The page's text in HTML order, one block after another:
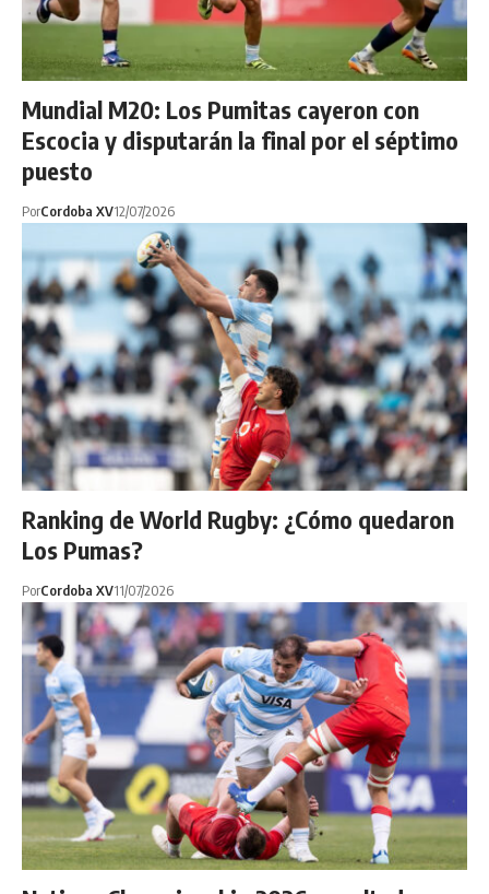
Mundial M20: Los Pumitas cayeron con
Escocia y disputarán la final por el séptimo
puesto
PorCordoba XV12/07/2026
Ranking de World Rugby: ¿Cómo quedaron
Los Pumas?
PorCordoba XV11/07/2026